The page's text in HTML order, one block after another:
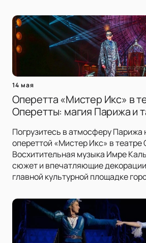
14 мая
Оперетта «Мистер Икс» в
Оперетты: магия Парижа и
Погрузитесь в атмосферу Парижа
опереттой «Мистер Икс» в театре
Восхитительная музыка Имре
сюжет и впечатляющие
главной культурной площадке